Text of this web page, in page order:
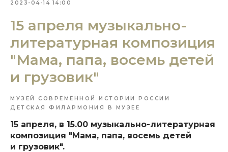
2023-04-14 14:00
15 апреля музыкально-
литературная композиция
"Мама, папа, восемь детей
и грузовик"
МУЗЕЙ СОВРЕМЕННОЙ ИСТОРИИ РОССИИ
ДЕТСКАЯ ФИЛАРМОНИЯ В МУЗЕЕ
15 апреля, в 15.00 музыкально-литературная
композиция "Мама, папа, восемь детей
и грузовик".